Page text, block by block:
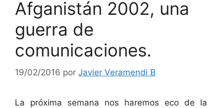
Afganistán 2002, una
guerra de
comunicaciones.
19/02/2016 por Javier Veramendi B
La próxima semana nos haremos eco de la